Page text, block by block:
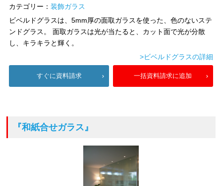
カテゴリー：装飾ガラス
ビベルドグラスは、5mm厚の面取ガラスを使った、色のないステ
ンドグラス。 面取ガラスは光が当たると、カット面で光が分散
し、キラキラと輝く。
>ビベルドグラスの詳細
すぐに資料請求 一括資料請求に追加
『和紙合せガラス』